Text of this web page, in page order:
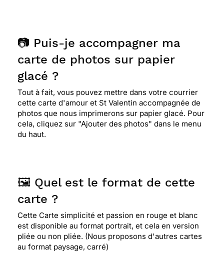
📷 Puis-je accompagner ma
carte de photos sur papier
glacé ?
Tout à fait, vous pouvez mettre dans votre courrier
cette carte d'amour et St Valentin accompagnée de
photos que nous imprimerons sur papier glacé. Pour
cela, cliquez sur "Ajouter des photos" dans le menu
du haut.
🖼️ Quel est le format de cette
carte ?
Cette Carte simplicité et passion en rouge et blanc
est disponible au format portrait, et cela en version
pliée ou non pliée. (Nous proposons d'autres cartes
au format paysage, carré)